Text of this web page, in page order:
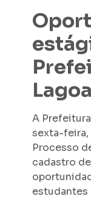
A
sexta-feira,
Processo
cadastro
estudantes